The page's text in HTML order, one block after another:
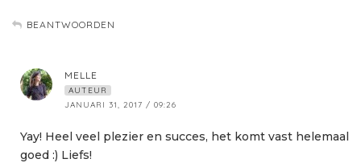
BEANTWOORDEN
MELLE
AUTEUR
JANUARI 31, 2017 / 09:26
Yay! Heel veel plezier en succes, het komt vast helemaal
goed :) Liefs!